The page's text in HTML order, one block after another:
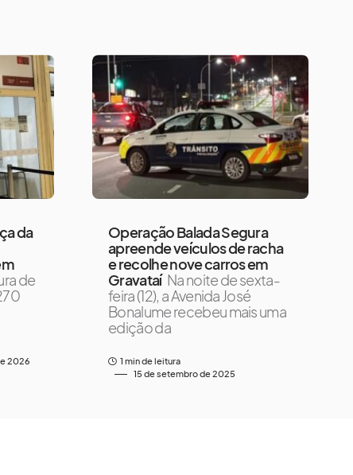
da
de
2026
Operação Balada Segura
apreende veículos de racha
e recolhe nove carros em
Gravataí Na noite de sexta-
feira (12), a Avenida José
Bonalume recebeu mais uma
edição da
1 min de leitura
15 de setembro de 2025